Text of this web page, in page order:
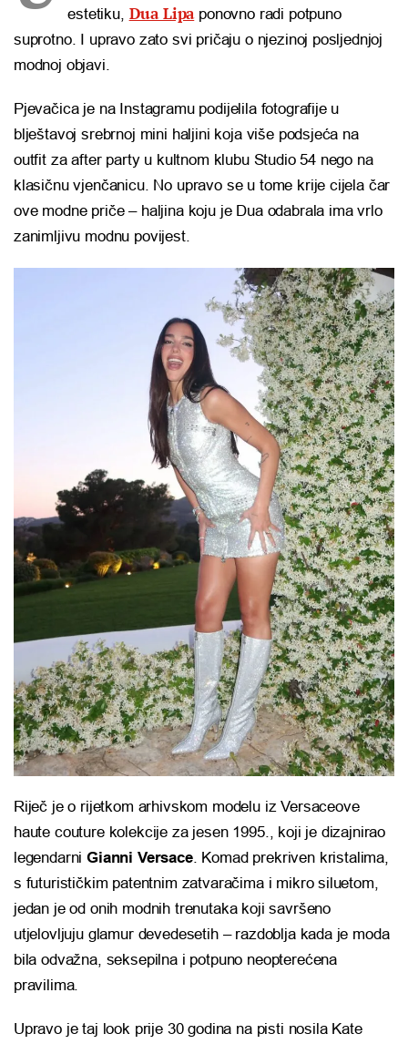
estetiku, Dua Lipaponovno radi potpuno
suprotno. I upravo zato svi pričaju o njezinoj posljednjoj
modnoj objavi.
Pjevačica je na Instagramu podijelila fotografije u
blještavoj srebrnoj mini haljini koja više podsjeća na
outfit za after party u kultnom klubu Studio 54 nego na
klasičnu vjenčanicu. No upravo se u tome krije cijela čar
ove modne priče – haljina koju je Dua odabrala ima vrlo
zanimljivu modnu povijest.
Riječ je o rijetkom arhivskom modelu iz Versaceove
haute couture kolekcije za jesen 1995., koji je dizajnirao
legendarniGianni Versace. Komad prekriven kristalima,
s futurističkim patentnim zatvaračima i mikro siluetom,
jedan je od onih modnih trenutaka koji savršeno
utjelovljuju glamur devedesetih – razdoblja kada je moda
bila odvažna, seksepilna i potpuno neopterećena
pravilima.
Upravo je taj look prije 30 godina na pisti nosila Kate